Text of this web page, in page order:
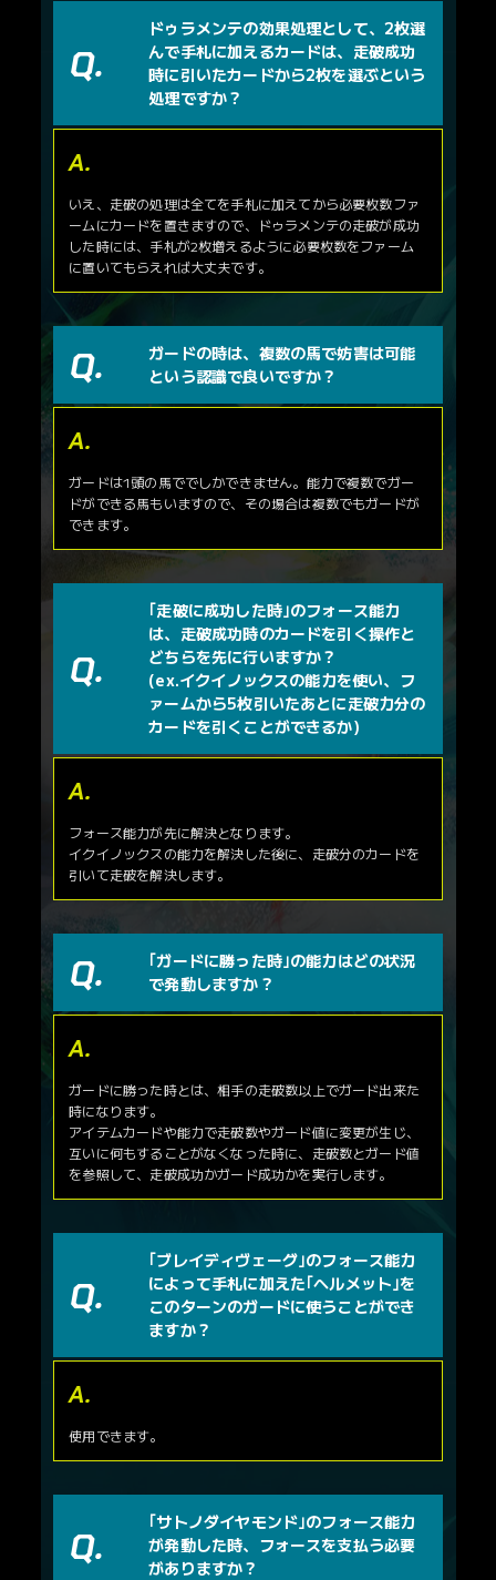
ドゥラメンテの効果処理として、2枚選
んで手札に加えるカードは、走破成功
時に引いたカードから2枚を選ぶという
処理ですか？
いえ、走破の処理は全てを手札に加えてから必要枚数ファ
ームにカードを置きますので、ドゥラメンテの走破が成功
した時には、手札が2枚増えるように必要枚数をファーム
に置いてもらえれば大丈夫です。
ガードの時は、複数の馬で妨害は可能
という認識で良いですか？
ガードは1頭の馬ででしかできません。能力で複数でガー
ドができる馬もいますので、その場合は複数でもガードが
できます。
｢走破に成功した時｣のフォース能力
は、走破成功時のカードを引く操作と
どちらを先に行いますか？
(ex.イクイノックスの能力を使い、フ
ァームから5枚引いたあとに走破力分の
カードを引くことができるか)
フォース能力が先に解決となります。
イクイノックスの能力を解決した後に、走破分のカードを
引いて走破を解決します。
｢ガードに勝った時｣の能力はどの状況
で発動しますか？
ガードに勝った時とは、相手の走破数以上でガード出来た
時になります。
アイテムカードや能力で走破数やガード値に変更が生じ、
互いに何もすることがなくなった時に、走破数とガード値
を参照して、走破成功かガード成功かを実行します。
｢ブレイディヴェーグ｣のフォース能力
によって手札に加えた｢ヘルメット｣を
このターンのガードに使うことができ
ますか？
使用できます。
｢サトノダイヤモンド｣のフォース能力
が発動した時、フォースを支払う必要
がありますか？